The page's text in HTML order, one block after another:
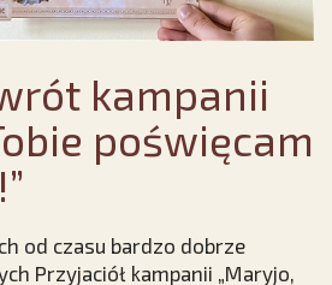
kampanii
poświęcam
od czasu bardzo dobrze
Przyjaciół kampanii „Maryjo,